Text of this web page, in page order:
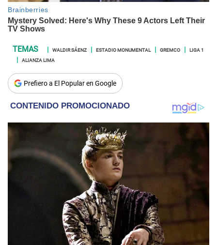
WALDIR SÁENZ ESTADIO MONUMENTAL GREMCO
LIGA 1
ALIANZA LIMA
Prefiero a El Popular en Google